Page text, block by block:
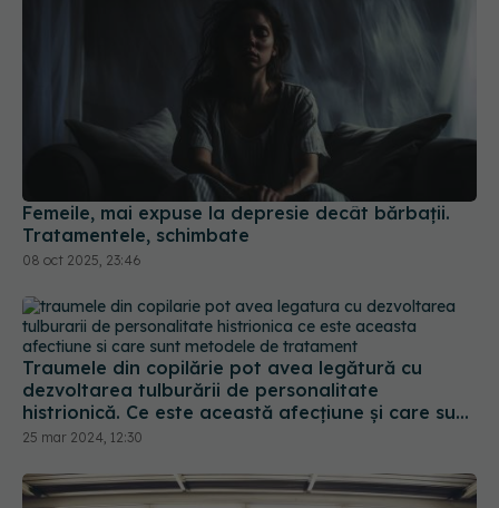
Femeile, mai expuse la depresie decât bărbații.
Tratamentele, schimbate
08 oct 2025, 23:46
Traumele din copilărie pot avea legătură cu
dezvoltarea tulburării de personalitate
histrionică. Ce este această afecțiune și care sunt
metodele de tratament
25 mar 2024, 12:30